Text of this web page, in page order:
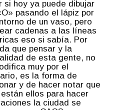
si hoy ya puede dibujar
pasando el lápiz por
de un vaso, pero
cadenas a las líneas
eso si sabía. Por
que pensar y la
de esta gente, no
muy por el
es la forma de
y de hacer notar que
ellos para hacer
la ciudad se